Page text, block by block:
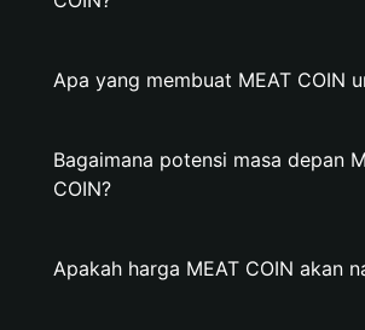
Apa yang membuat MEAT COIN
Bagaimana potensi masa depan
COIN?
Apakah harga MEAT COIN akan